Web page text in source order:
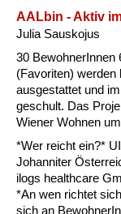
knapp 10 Jahren
Generation 60+. In
schon rund 42.000
internetfit gemacht.
„Aktiv ...
AALbin - Aktiv
Julia Sauskojus
30 BewohnerInnen
(Favoriten) werden
ausgestattet und
geschult. Das
Wiener Wohnen
*Wer reicht ein?*
Johanniter
ilogs healthcare
*An wen richtet
sich an